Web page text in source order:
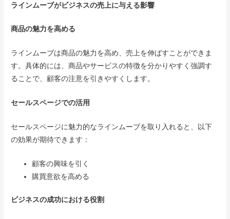
ラインムーブがビジネスの売上に与える影響
商品の魅力を高める
ラインムーブは商品の魅力を高め、売上を伸ばすことができま
す。具体的には、商品やサービスの特徴を分かりやすく強調す
ることで、顧客の注意を引きやすくします。
セールスページでの活用
セールスページに魅力的なラインムーブを取り入れると、以下
の効果が期待できます：
顧客の興味を引く
購買意欲を高める
ビジネスの成功における役割